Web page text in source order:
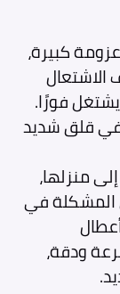
كبيرة،
الاشتعال
يشتغل فورًا.
قلق شديد
منزلها،
المشكلة في
ودقة،